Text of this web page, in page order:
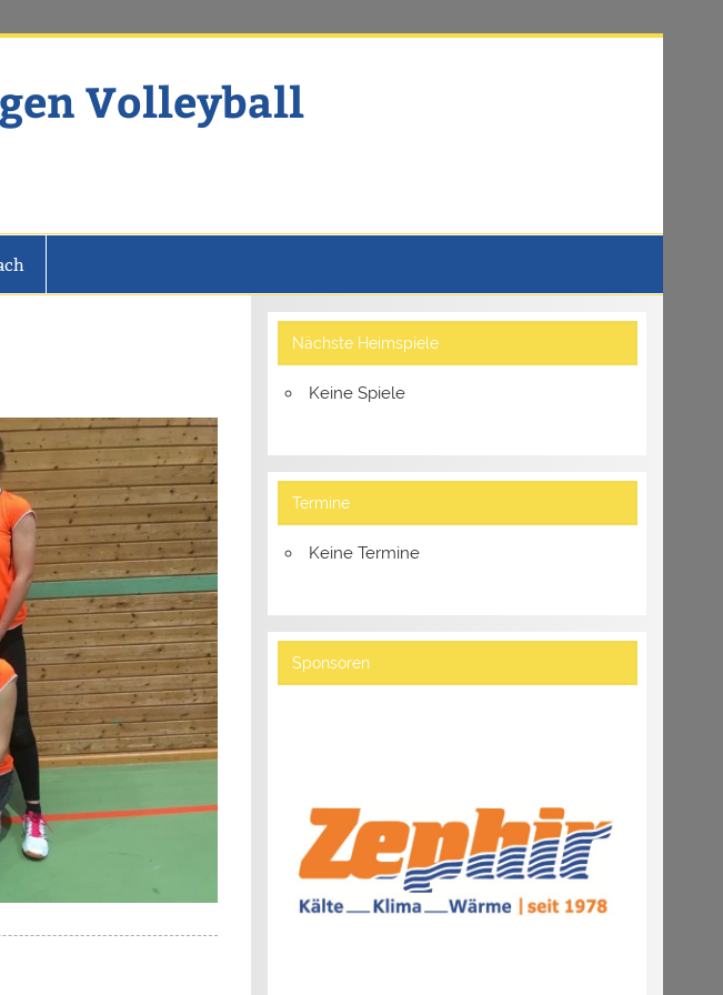
Volleyball
Nächste Heimspiele
Keine Spiele
Termine
Keine Termine
Sponsoren